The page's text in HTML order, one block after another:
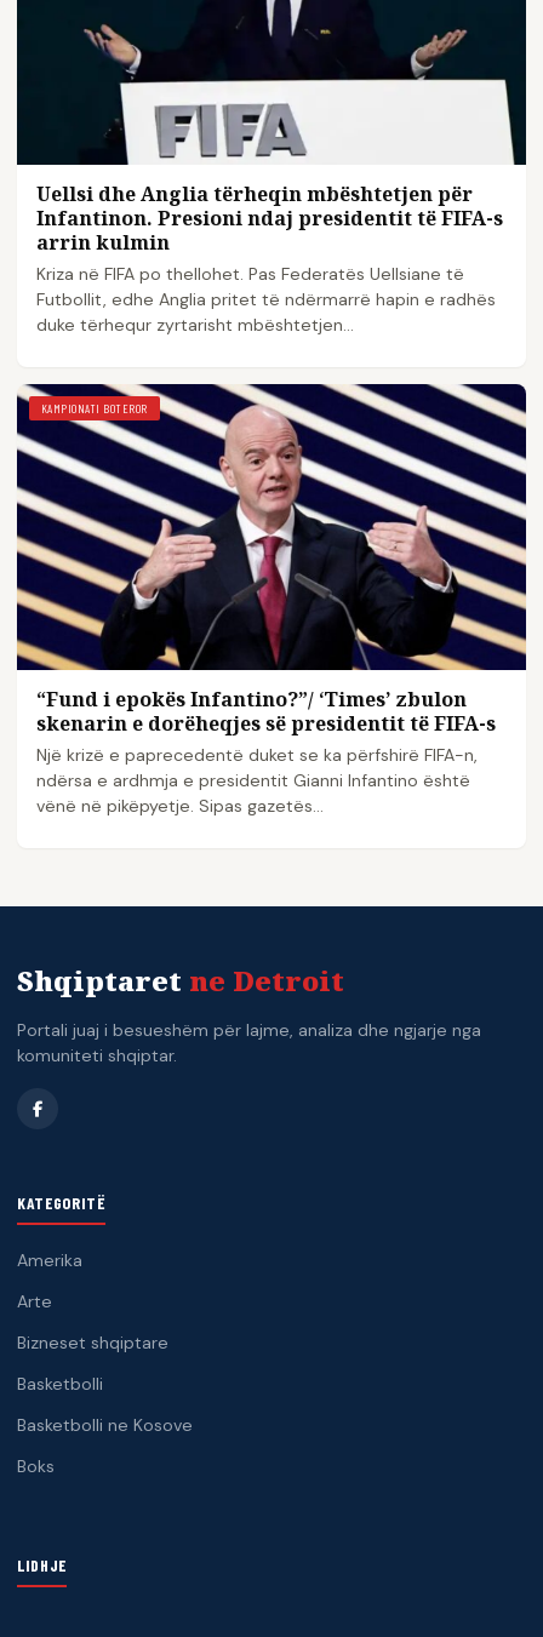
Uellsi dhe Anglia tërheqin mbështetjen për
Infantinon. Presioni ndaj presidentit të FIFA-s
arrin kulmin
Kriza në FIFA po thellohet. Pas Federatës Uellsiane të
Futbollit, edhe Anglia pritet të ndërmarrë hapin e radhës
duke tërhequr zyrtarisht mbështetjen…
KAMPIONATI BOTEROR
“Fund i epokës Infantino?”/ ‘Times’ zbulon
skenarin e dorëheqjes së presidentit të FIFA-s
Një krizë e paprecedentë duket se ka përfshirë FIFA-n,
ndërsa e ardhmja e presidentit Gianni Infantino është
vënë në pikëpyetje. Sipas gazetës…
Shqiptaret ne Detroit
Portali juaj i besueshëm për lajme, analiza dhe ngjarje nga
komuniteti shqiptar.
KATEGORITË
Amerika
Arte
Bizneset shqiptare
Basketbolli
Basketbolli ne Kosove
Boks
LIDHJE